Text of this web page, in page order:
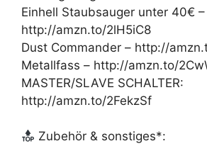
Einhell Staubsauger unter 40€ –
http://amzn.to/2lH5iC8
Dust Commander – http://
Metallfass – http://amzn.to/
MASTER/SLAVE SCHALTER:
http://amzn.to/2FekzSf
Zubehör & sonstiges*: